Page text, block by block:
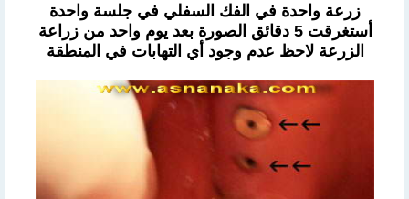
زرعة واحدة في الفك السفلي في جلسة واحدة
أستغرقت 5 دقائق الصورة بعد يوم واحد من زراعة
الزرعة لاحظ عدم وجود أي التهابات في المنطقة